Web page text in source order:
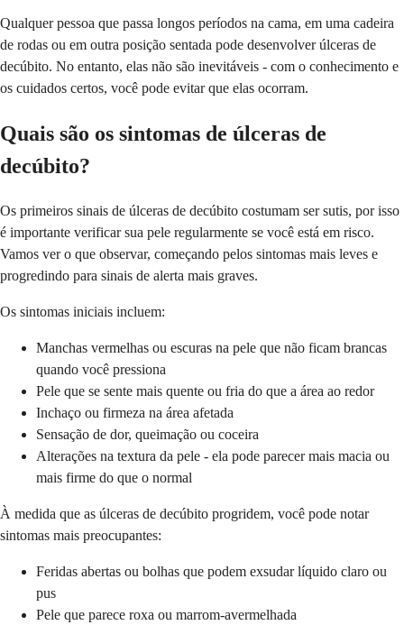
Qualquer pessoa que passa longos períodos na cama, em uma cadeira
de rodas ou em outra posição sentada pode desenvolver úlceras de
decúbito. No entanto, elas não são inevitáveis - com o conhecimento e
os cuidados certos, você pode evitar que elas ocorram.
Quais são os sintomas de úlceras de
decúbito?
Os primeiros sinais de úlceras de decúbito costumam ser sutis, por isso
é importante verificar sua pele regularmente se você está em risco.
Vamos ver o que observar, começando pelos sintomas mais leves e
progredindo para sinais de alerta mais graves.
Os sintomas iniciais incluem:
Manchas vermelhas ou escuras na pele que não ficam brancas
quando você pressiona
Pele que se sente mais quente ou fria do que a área ao redor
Inchaço ou firmeza na área afetada
Sensação de dor, queimação ou coceira
Alterações na textura da pele - ela pode parecer mais macia ou
mais firme do que o normal
À medida que as úlceras de decúbito progridem, você pode notar
sintomas mais preocupantes:
Feridas abertas ou bolhas que podem exsudar líquido claro ou
pus
Pele que parece roxa ou marrom-avermelhada